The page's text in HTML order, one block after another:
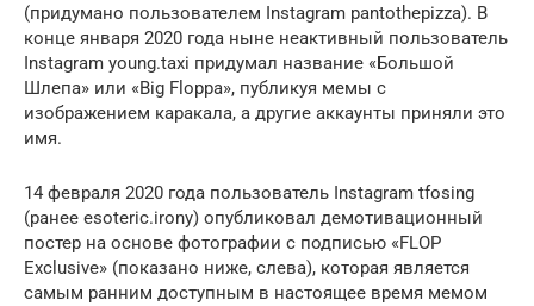
(придумано пользователем Instagram pantothepizza). В
конце января 2020 года ныне неактивный пользователь
Instagram young.taxi придумал название «Большой
Шлепа» или «Big Floppa», публикуя мемы с
изображением каракала, а другие аккаунты приняли это
имя.
14 февраля 2020 года пользователь Instagram tfosing
(ранее esoteric.irony) опубликовал демотивационный
постер на основе фотографии с подписью «FLOP
Exclusive» (показано ниже, слева), которая является
самым ранним доступным в настоящее время мемом